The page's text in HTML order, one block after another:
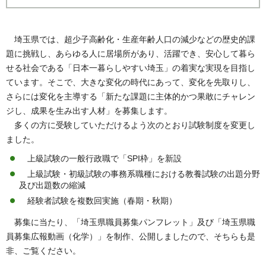
埼玉県では、超少子高齢化・生産年齢人口の減少などの歴史的課
題に挑戦し、あらゆる人に居場所があり、活躍でき、安心して暮ら
せる社会である「日本一暮らしやすい埼玉」の着実な実現を目指し
ています。そこで、大きな変化の時代にあって、変化を先取りし、
さらには変化を主導する「新たな課題に主体的かつ果敢にチャレン
ジし、成果を生み出す人材」を募集します。
多くの方に受験していただけるよう次のとおり試験制度を変更し
ました。
上級試験の一般行政職で「SPI枠」を新設
上級試験・初級試験の事務系職種における教養試験の出題分野
及び出題数の縮減
経験者試験を複数回実施（春期・秋期）
募集に当たり、「埼玉県職員募集パンフレット」及び「埼玉県職
員募集広報動画（化学）」を制作、公開しましたので、そちらも是
非、ご覧ください。